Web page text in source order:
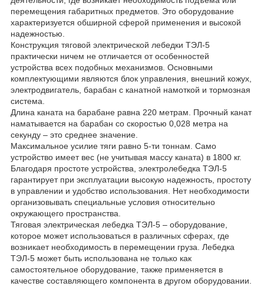
перемещения габаритных предметов. Это оборудование
характеризуется обширной сферой применения и высокой
надежностью.
Конструкция тяговой электрической лебедки ТЭЛ-5
практически ничем не отличается от особенностей
устройства всех подобных механизмов. Основными
комплектующими являются блок управления, внешний кожух,
электродвигатель, барабан с канатной намоткой и тормозная
система.
Длина каната на барабане равна 220 метрам. Прочный канат
наматывается на барабан со скоростью 0,028 метра на
секунду – это среднее значение.
Максимальное усилие тяги равно 5-ти тоннам. Само
устройство имеет вес (не учитывая массу каната) в 1800 кг.
Благодаря простоте устройства, электролебедка ТЭЛ-5
гарантирует при эксплуатации высокую надежность, простоту
в управлении и удобство использования. Нет необходимости
организовывать специальные условия относительно
окружающего пространства.
Тяговая электрическая лебедка ТЭЛ-5 – оборудование,
которое может использоваться в различных сферах, где
возникает необходимость в перемещении груза. Лебедка
ТЭЛ-5 может быть использована не только как
самостоятельное оборудование, также применяется в
качестве составляющего компонента в другом оборудовании.